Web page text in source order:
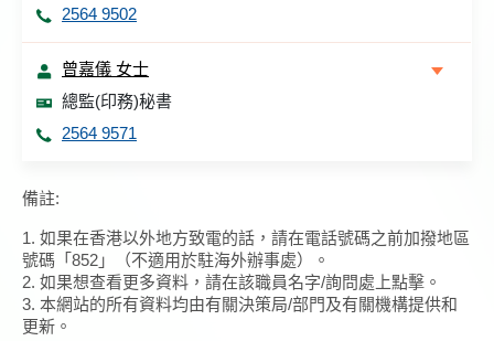
2564 9502
曾嘉儀 女士
總監(印務)秘書
2564 9571
備註:
1. 如果在香港以外地方致電的話，請在電話號碼之前加撥地區
號碼「852」（不適用於駐海外辦事處）。
2. 如果想查看更多資料，請在該職員名字/詢問處上點擊。
3. 本網站的所有資料均由有關決策局/部門及有關機構提供和
更新。